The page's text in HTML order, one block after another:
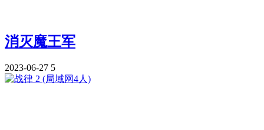
消灭魔王军
2023-06-27 5